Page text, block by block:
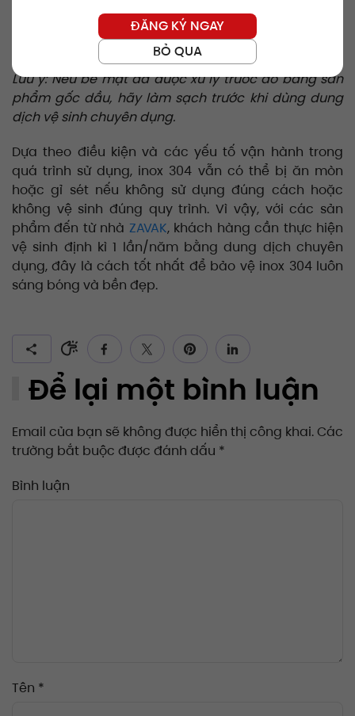
Bước 2: Lau bề mặt cho đến khi sạch và khô hoàn
Lưu ý: Nếu bề mặt đã được xử lý trước đó bằng sản
phẩm gốc dầu, hãy làm sạch trước khi dùng dung
dịch vệ sinh chuyên dụng.
Dựa theo điều kiện và các yếu tố vận hành trong
quá trình sử dụng, inox 304 vẫn có thể bị ăn mòn
hoặc gỉ sét nếu không sử dụng đúng cách hoặc
không vệ sinh đúng quy trình. Vì vậy, với các sản
phẩm đến từ nhà ZAVAK, khách hàng cần thực hiện
vệ sinh định kì 1 lần/năm bằng dung dịch chuyên
dụng, đây là cách tốt nhất để bảo vệ inox 304 luôn
sáng bóng và bền đẹp.
Để lại một bình luận
Email của bạn sẽ không được hiển thị công khai. Các
trường bắt buộc được đánh dấu *
Bình luận
Tên *
ĐĂNG KÝ NGAY
BỎ QUA